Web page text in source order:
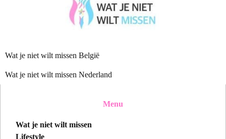
Wat je niet wilt missen België
Wat je niet wilt missen Nederland
Menu
Wat je niet wilt missen
Lifestyle